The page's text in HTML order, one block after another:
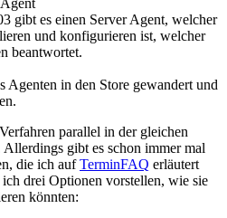
gibt es einen Server Agent, welcher
und konfigurieren ist, welcher
beantwortet.
Agenten in den Store gewandert und
parallel in der gleichen
gibt es schon immer mal
die ich aufTerminFAQ erläutert
drei Optionen vorstellen, wie sie
könnten: